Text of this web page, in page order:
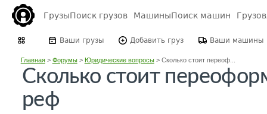
ГрузыПоиск грузов МашиныПоиск машин
Ваши грузы Добавить груз Ваши машины
Главная> Форумы> Юридические вопросы> Сколько стоит переоф...
Сколько стоит
реф